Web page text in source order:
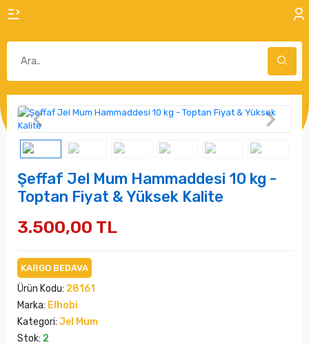
Şeffaf Jel Mum Hammaddesi 10 kg -
Toptan Fiyat & Yüksek Kalite
3.500,00 TL
KARGO BEDAVA
Ürün Kodu: 28161
Marka: Elhobi
Kategori: Jel Mum
Stok: 2